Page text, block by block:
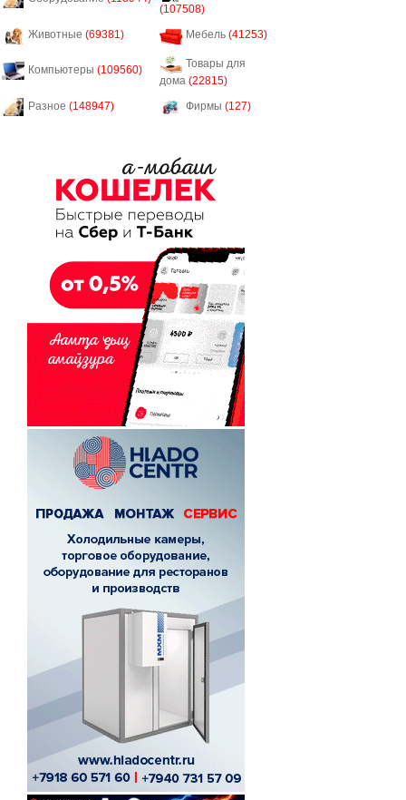
(107508)
Животные (69381) Мебель (41253)
Компьютеры (109560)
Товары для
дома (22815)
Разное (148947) Фирмы (127)